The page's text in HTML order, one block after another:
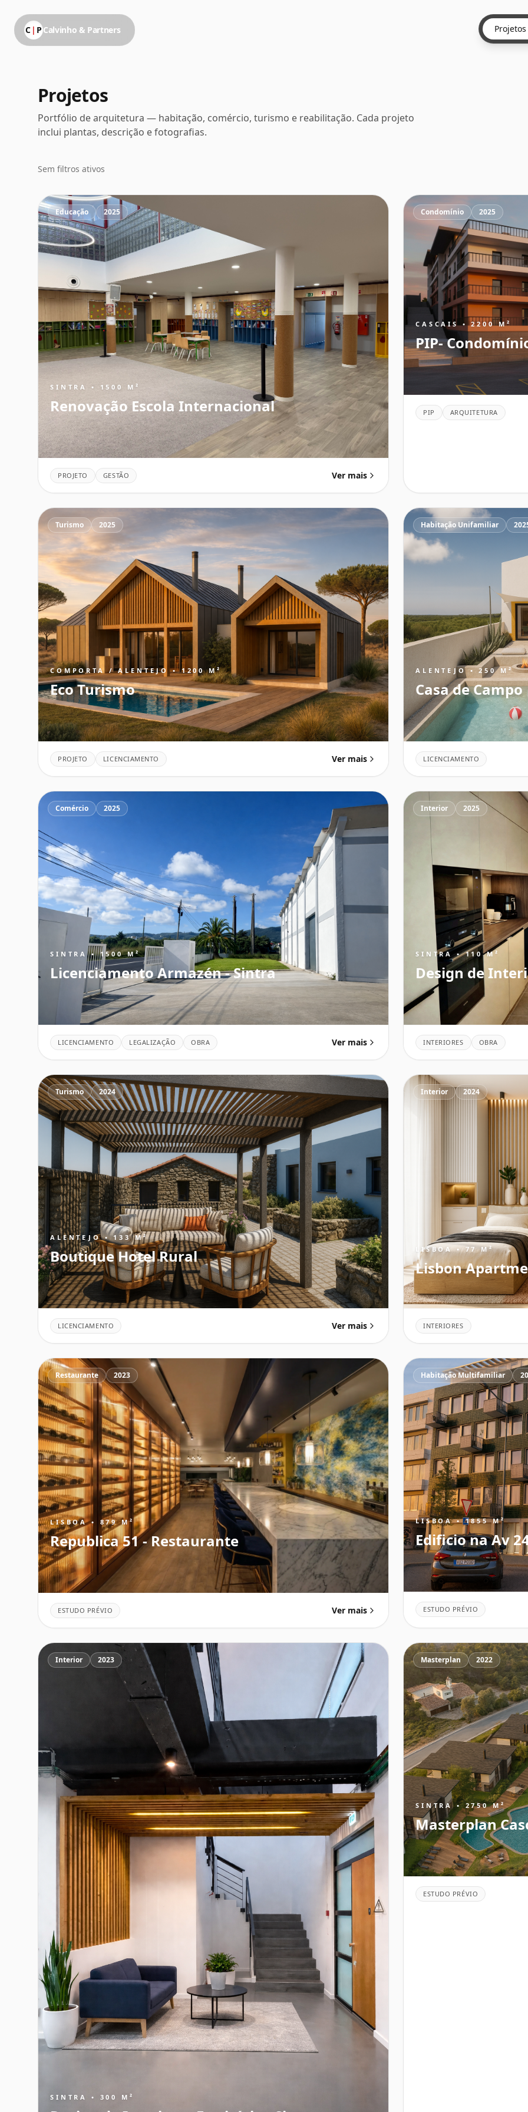
C | P Calvinho & Partners Projetos
Projetos
Portfólio de arquitetura — habitação, comércio, turismo e reabilitação. Cada projeto
inclui plantas, descrição e fotografias.
Sem filtros ativos
Educação 2025
SINTRA • 1500 M²
Renovação Escola Internacional
PROJETO GESTÃO Ver mais
Condomínio 2025
CASCAIS • 2200 M²
PIP-
PIP ARQUITETURA
Turismo 2025
COMPORTA / ALENTEJO • 1200 M²
Eco Turismo
PROJETO LICENCIAMENTO Ver mais
Habitação Unifamiliar
ALENTEJO • 250 M²
Casa de Campo
LICENCIAMENTO
Comércio 2025
SINTRA • 1500 M²
Licenciamento Armazén - Sintra
LICENCIAMENTO LEGALIZAÇÃO OBRA Ver mais
Interior 2025
SINTRA • 110 M²
Design de
INTERIORES OBRA
Turismo 2024
ALENTEJO • 133 M²
Boutique Hotel Rural
LICENCIAMENTO Ver mais
Interior 2024
LISBOA • 77 M²
Lisbon
INTERIORES
Restaurante 2023
LISBOA • 879 M²
Republica 51 - Restaurante
ESTUDO PRÉVIO Ver mais
Habitação Multifamiliar
LISBOA • 1855 M²
Edificio na Av
ESTUDO PRÉVIO
Interior 2023
SINTRA • 300 M²
Masterplan 2022
SINTRA • 2750 M²
Masterplan
ESTUDO PRÉVIO